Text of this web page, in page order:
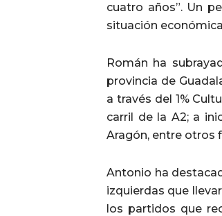
cuatro años”. Un
situación
Román ha
provincia de
a través del 1%
carril de la A2; a
Aragón, entre otros
Antonio ha
izquierdas que
los partidos que